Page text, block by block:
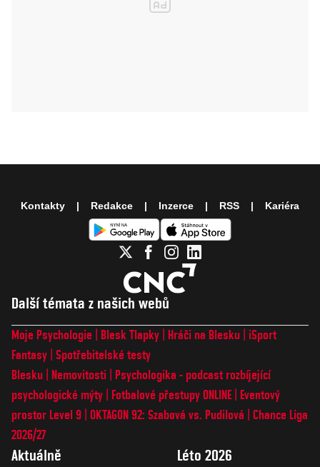
Další témata z našich webů
Moje Psychologie Blesk Tlapky Hráči na Blesku
iSport
Fantasy Spotřebitelské testy
Blesku
Nemovitosti
Psychologika - podcast rozbíjející
psychologické mýty
Fotbalové přestupy ONLINE
Eventový
prostor Level 9 OKTAGON 92: Szabová vs. Pudilová
Chance Liga
2026/27
Aktuálně Léto 2026
Kontakty Redakce Inzerce RSS Kariéra